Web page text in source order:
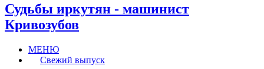
Судьбы иркутян - машинист
Кривозубов
МЕНЮ
Свежий выпуск